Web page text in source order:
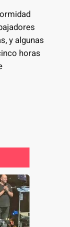
y algunas
horas